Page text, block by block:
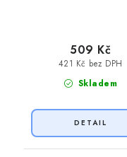
Skladem
421 Kč bez DPH
509 Kč